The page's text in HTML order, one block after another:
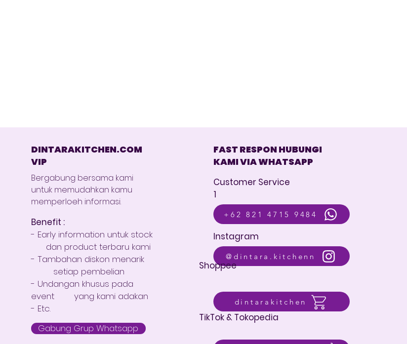
DINTARAKITCHEN.COM
VIP
Bergabung bersama kami
untuk memudahkan kamu
memperloeh informasi.
Benefit :
- Early information untuk stock
dan product terbaru kami
- Tambahan diskon menarik
setiap pembelian
- Undangan khusus pada
event yang kami adakan
- Etc.
Gabung Grup Whatsapp
FAST RESPON HUBUNGI
KAMI VIA WHATSAPP
Customer Service
1
+62 821 4715 9484
Instagram
@dintara.kitchenn
dintarakitchen
Shoppee
TikTok & Tokopedia